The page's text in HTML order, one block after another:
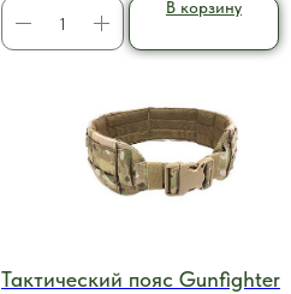
В корзину
Тактический пояс Gunfighter